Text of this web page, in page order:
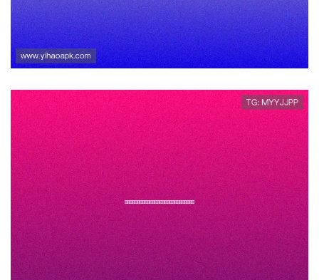
壹号玩家：全面解析最受欢迎的
游戏社区平台及其核心优势